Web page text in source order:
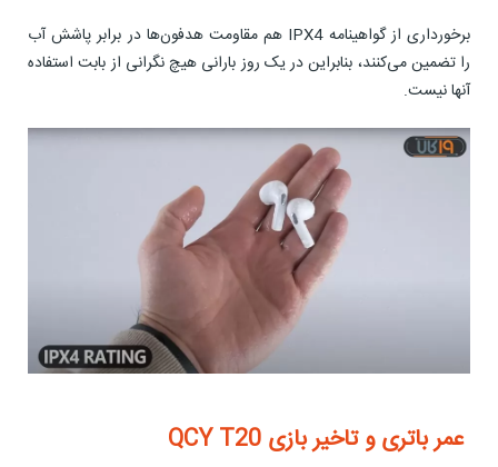
برخورداری از گواهینامه IPX4 هم مقاومت هدفون‌ها در برابر پاشش آب
را تضمین می‌کنند، بنابراین در یک روز بارانی هیچ نگرانی از بابت استفاده
آنها نیست.
عمر باتری و تاخیر بازی QCY T20